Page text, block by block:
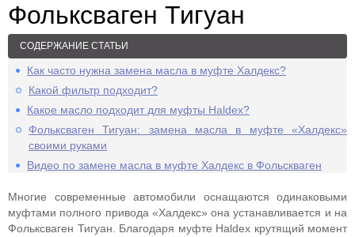
Фольксваген Тигуан
СОДЕРЖАНИЕ СТАТЬИ
Как часто нужна замена масла в муфте Халдекс?
Какой фильтр подходит?
Какое масло подходит для муфты Haldex?
Фольксваген Тигуан: замена масла в муфте «Халдекс»
своими руками
Видео по замене масла в муфте Халдекс в Фольскваген
Многие современные автомобили оснащаются одинаковыми
муфтами полного привода «Халдекс» она устанавливается и на
Фольксваген Тигуан. Благодаря муфте Haldex крутящий момент